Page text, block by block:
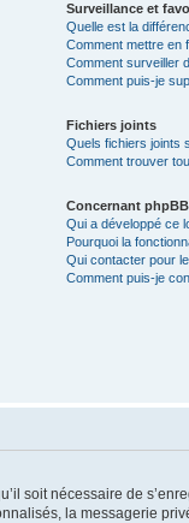
Surveillance et
Quelle est la
Comment mettre en
Comment surveiller
Comment puis-je
Fichiers joints
Quels fichiers joints
Comment trouver
Concernant phpBB
Qui a développé ce
Pourquoi la
Qui contacter pour
Comment puis-je
soit nécessaire de
la messagerie